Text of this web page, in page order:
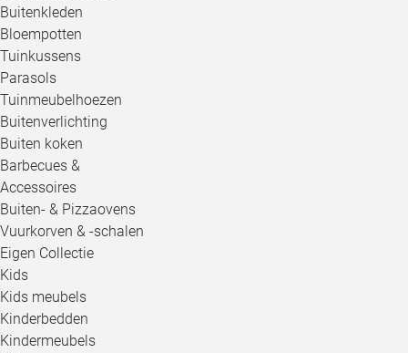
Buitenkleden
Bloempotten
Tuinkussens
Parasols
Tuinmeubelhoezen
Buitenverlichting
Buiten koken
Barbecues &
Accessoires
Buiten- & Pizzaovens
Vuurkorven & -schalen
Eigen Collectie
Kids
Kids meubels
Kinderbedden
Kindermeubels